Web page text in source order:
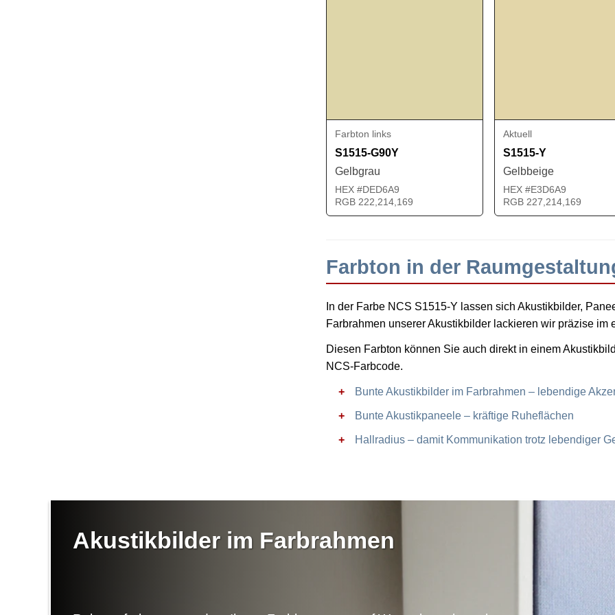
Farbton links
S1515-G90Y
Gelbgrau
HEX #DED6A9
RGB 222,214,169
Aktuell
S1515-Y
Gelbbeige
HEX #E3D6A9
RGB 227,214,169
Farbton in der
In der Farbe NCS S1515-Y lassen sich Akustikbilder,
Farbrahmen unserer Akustikbilder lackieren wir präzise im
Diesen Farbton können Sie auch direkt in einem
NCS-Farbcode.
Bunte Akustikbilder im Farbrahmen – lebendige
Bunte Akustikpaneele – kräftige Ruheflächen
Hallradius – damit Kommunikation trotz lebendiger
Akustikbilder im Farbrahmen